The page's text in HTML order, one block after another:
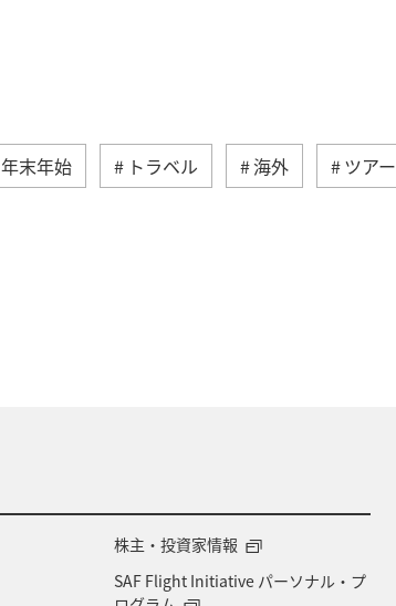
年末年始 トラベル 海外 ツアー
株主・投資家情報
SAF Flight Initiative パーソナル・プ